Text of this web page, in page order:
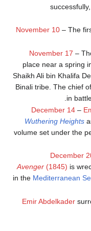
November 10– The
November 17 –
place near a spring
Shaikh Ali bin Khalifa
Binali tribe. The chief
in
December 14–
Wuthering Heights
volume set under the
December
Avenger(1845) is
in the Mediterranean
Emir Abdelkader